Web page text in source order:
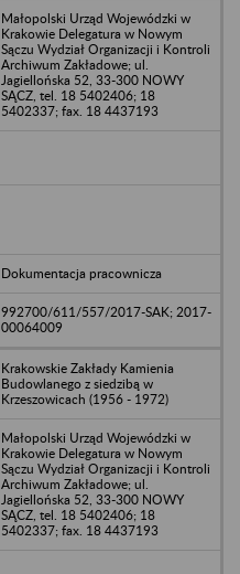
Małopolski Urząd Wojewódzki w
Krakowie Delegatura w Nowym
Sączu Wydział Organizacji i Kontroli
Archiwum Zakładowe; ul.
Jagiellońska 52, 33-300 NOWY
SĄCZ, tel. 18 5402406; 18
5402337; fax. 18 4437193
Dokumentacja pracownicza
992700/611/557/2017-SAK; 2017-
00064009
Krakowskie Zakłady Kamienia
Budowlanego z siedzibą w
Krzeszowicach (1956 - 1972)
Małopolski Urząd Wojewódzki w
Krakowie Delegatura w Nowym
Sączu Wydział Organizacji i Kontroli
Archiwum Zakładowe; ul.
Jagiellońska 52, 33-300 NOWY
SĄCZ, tel. 18 5402406; 18
5402337; fax. 18 4437193